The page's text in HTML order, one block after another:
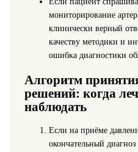
мониторирование
клинически верный
качеству методики и
ошибка диагностики
Алгоритм
решений: когда
наблюдать
Если на приёме
окончательный